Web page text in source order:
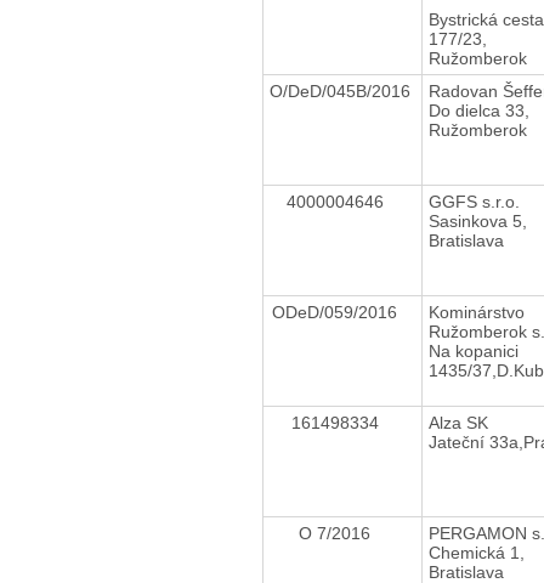
Bystrická cesta
177/23,
Ružomberok
O/DeD/045B/2016
Radovan
Do dielca 33,
Ružomberok
4000004646
GGFS s.r.o.
Sasinkova 5,
Bratislava
ODeD/059/2016
Kominárstvo
Ružomberok
Na kopanici
1435/
161498334
Alza SK
Jateční
O 7/2016
PERGAMON
Chemická 1,
Bratislava